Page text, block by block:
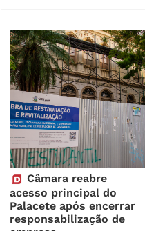
Câmara reabre
acesso principal do
Palacete após encerrar
responsabilização de